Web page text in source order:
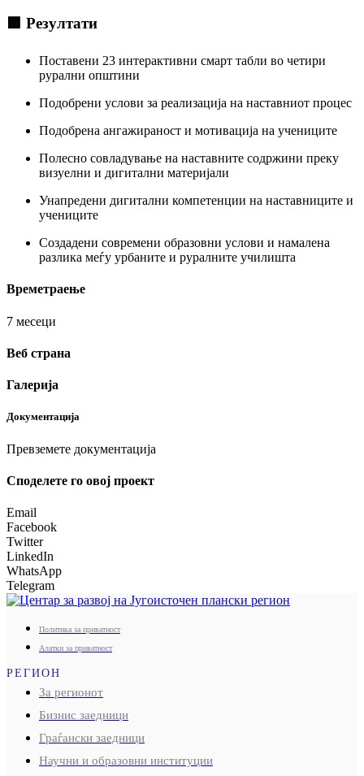
🟩 Резултати
Поставени 23 интерактивни смарт табли во четири
рурални општини
Подобрени услови за реализација на наставниот процес
Подобрена ангажираност и мотивација на учениците
Полесно совладување на наставните содржини преку
визуелни и дигитални материјали
Унапредени дигитални компетенции на наставниците и
учениците
Создадени современи образовни услови и намалена
разлика меѓу урбаните и руралните училишта
Времетраење
7 месеци
Веб страна
Галерија
Документација
Превземете документација
Споделeте го овој проект
Email
Facebook
Twitter
LinkedIn
WhatsApp
Telegram
Политика за приватност
Алатки за приватност
РЕГИОН
За регионот
Бизнис заедници
Граѓански заедници
Научни и образовни институции